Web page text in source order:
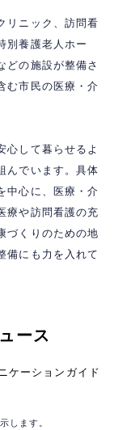
リニック、訪問看
別養護老人ホー
どの施設が整備さ
む市民の医療・介
心して暮らせるよ
んでいます。​具体
中心に、医療・介
療や訪問看護の充
づくりのための地
備にも力を入れて
ース
ケーションガイド
します。